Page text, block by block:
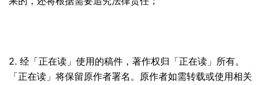
2. 经「正在读」使用的稿件，著作权归「正在读」所有。
「正在读」将保留原作者署名。原作者如需转载或使用相关